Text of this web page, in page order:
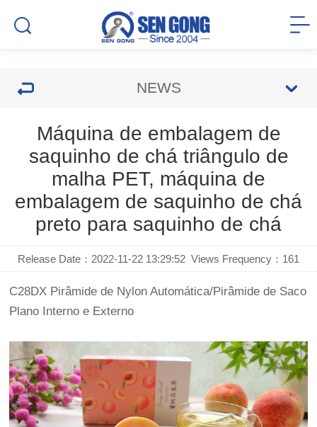
NEWS
Máquina de embalagem de
saquinho de chá triângulo de
malha PET, máquina de
embalagem de saquinho de chá
preto para saquinho de chá
Release Date：2022-11-22 13:29:52 Views Frequency： 161
C28DX Pirâmide de Nylon Automática/Pirâmide de Saco
Plano Interno e Externo